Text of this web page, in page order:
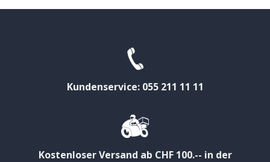
Kundenservice: 055 211 11 11
Kostenloser Versand ab CHF 100.-- in der